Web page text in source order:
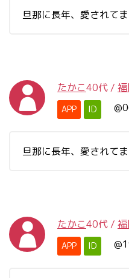
旦那に長年、愛されて
たかこ40代 /
APP ID
旦那に長年、愛されて
たかこ40代 /
APP ID